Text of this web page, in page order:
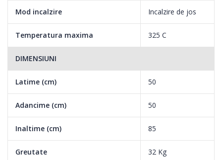
Mod incalzire Incalzire de jos
Temperatura maxima 325 C
DIMENSIUNI
Latime (cm) 50
Adancime (cm) 50
Inaltime (cm) 85
Greutate 32 Kg